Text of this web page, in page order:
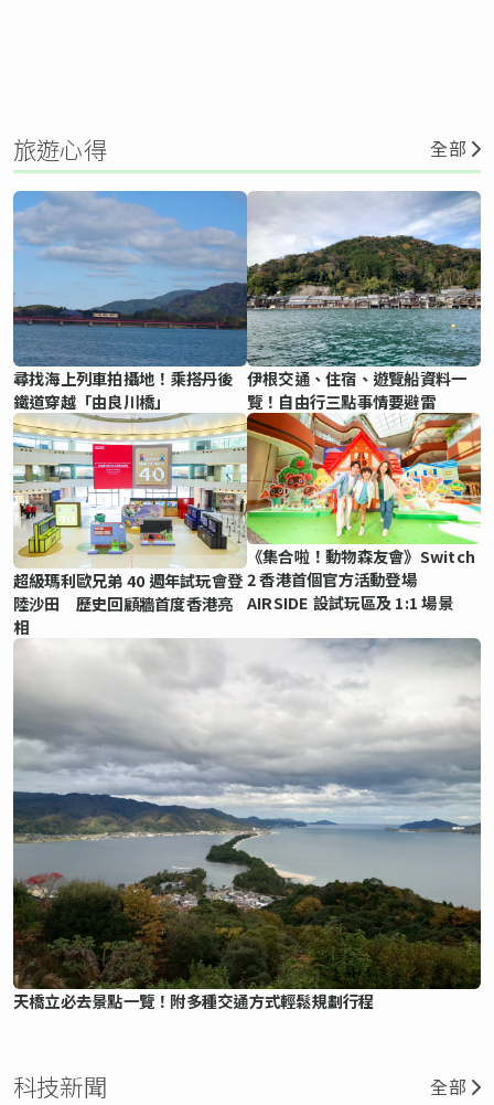
旅遊心得 全部
尋找海上列車拍攝地！乘搭丹後
鐵道穿越「由良川橋」
伊根交通、住宿、遊覽船資料一
覽！自由行三點事情要避雷
超級瑪利歐兄弟 40 週年試玩會登
陸沙田 歷史回顧牆首度香港亮
相
《集合啦！動物森友會》Switch
2 香港首個官方活動登場
AIRSIDE 設試玩區及 1:1 場景
天橋立必去景點一覽！附多種交通方式輕鬆規劃行程
科技新聞 全部